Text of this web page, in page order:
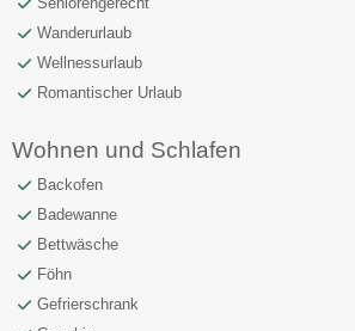
Wanderurlaub
Wellnessurlaub
Romantischer Urlaub
Wohnen und Schlafen
Backofen
Badewanne
Bettwäsche
Föhn
Gefrierschrank